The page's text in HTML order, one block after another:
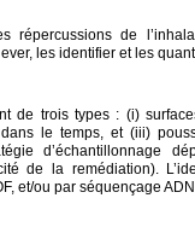
répercussions de
les identifier et les
de trois types : (i)
le temps, et (iii)
d’échantillonnage
de la remédiation).
et/ou par séquençage ADN.